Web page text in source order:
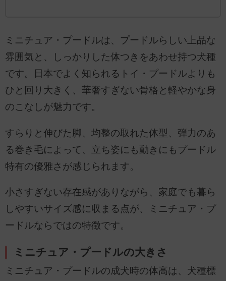
ミニチュア・プードルは、プードルらしい上品な
雰囲気と、しっかりした体つきをあわせ持つ犬種
です。日本でよく知られるトイ・プードルよりも
ひと回り大きく、華奢すぎない骨格と軽やかな身
のこなしが魅力です。
すらりと伸びた脚、均整の取れた体型、弾力のあ
る巻き毛によって、立ち姿にも動きにもプードル
特有の優雅さが感じられます。
小さすぎない存在感がありながら、家庭でも暮ら
しやすいサイズ感に収まる点が、ミニチュア・プ
ードルならではの特徴です。
ミニチュア・プードルの大きさ
ミニチュア・プードルの成犬時の体高は、犬種標